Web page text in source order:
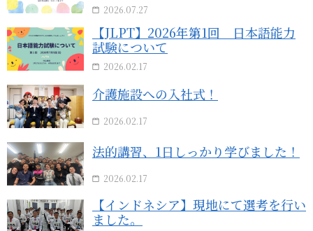
2026.07.27
【JLPT】2026年第1回 日本語能力
試験について
2026.02.17
介護施設への入社式！
2026.02.17
法的講習、1日しっかり学びました！
2026.02.17
【インドネシア】現地にて選考を行い
ました。